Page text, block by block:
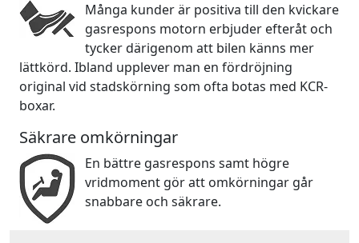
Många kunder är positiva till den kvickare
gasrespons motorn erbjuder efteråt och
tycker därigenom att bilen känns mer
lättkörd. Ibland upplever man en fördröjning
original vid stadskörning som ofta botas med KCR-
boxar.
Säkrare omkörningar
En bättre gasrespons samt högre
vridmoment gör att omkörningar går
snabbare och säkrare.